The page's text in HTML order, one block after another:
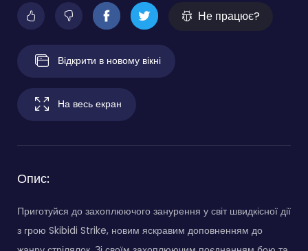
Не працює?
Відкрити в новому вікні
На весь екран
Опис:
Приготуйся до захоплюючого занурення у світ швидкісної дії
з грою Skibidi Strike, новим яскравим доповненням до